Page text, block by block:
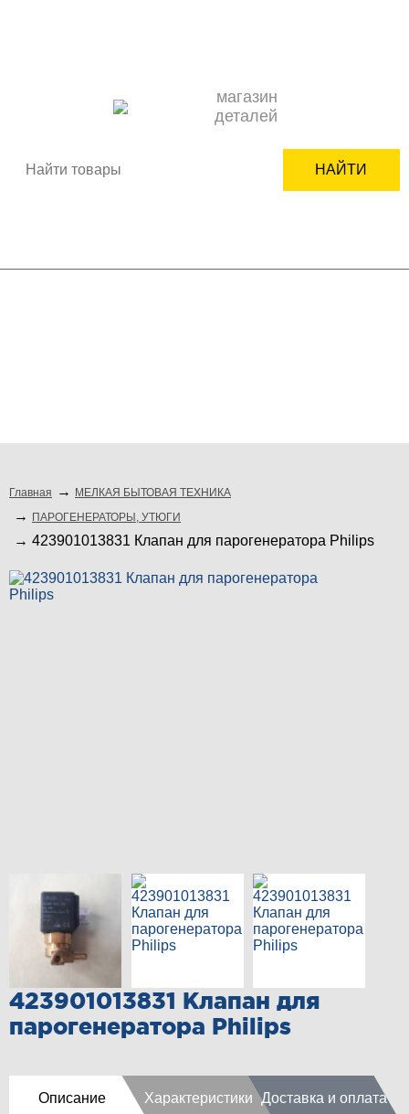
магазин
деталей
НАЙТИ
Главная
МЕЛКАЯ БЫТОВАЯ ТЕХНИКА
ПАРОГЕНЕРАТОРЫ, УТЮГИ
423901013831 Клапан для парогенератора Philips
423901013831 Клапан для
парогенератора Philips
Описание Характеристики Доставка и оплата